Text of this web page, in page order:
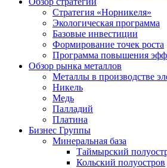
Стратегия «Норникеля»
Экологическая программа
Базовые инвестиции
Формирование точек роста
Программа повышения
Обзор рынка металлов
Металлы в производстве
Никель
Медь
Палладий
Платина
Бизнес Группы
Минеральная база
Таймырский
Кольский полуостров